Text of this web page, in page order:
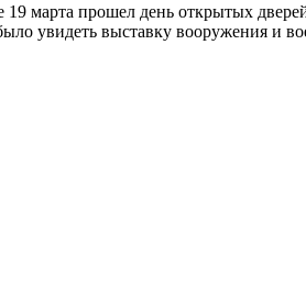
марта прошел день открытых
увидеть выставку вооружения и